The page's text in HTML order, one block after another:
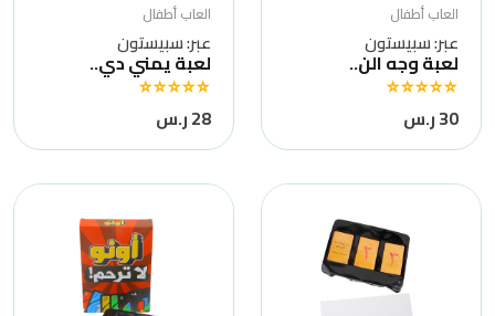
العاب أطفال
عبر: سبيستون
لعبة وجه الن..
30 ر.س
العاب أطفال
عبر: سبيستون
لعبة يمني دي..
28 ر.س